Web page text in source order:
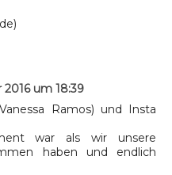
um 18:39
Ramos) und Insta
war als wir unsere
haben und endlich